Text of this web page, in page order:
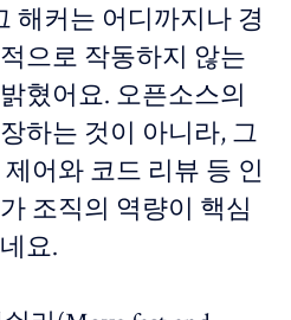
해커는 어디까지나 경
으로 작동하지 않는
혔어요. 오픈소스의
하는 것이 아니라, 그
어와 코드 리뷰 등 인
조직의 역량이 핵심
요.